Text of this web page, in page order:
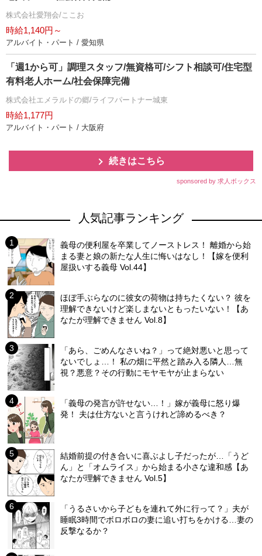
株式会社愛翔会/ここお
時給1,140円～
アルバイト・パート / 愛知県
「週1から可」調理スタッフ/無資格可/シフト相談可/住宅型
有料老人ホーム/社会保障完備
株式会社エメラルドの郷/ライフパートナー城東
時給1,177円
アルバイト・パート / 大阪府
続きはこちら
sponsored by 求人ボックス
人気記事ランキング
義母の便利屋を卒業してノーストレス！ 離婚から始
まる妻と娘の新たな人生に悔いはなし！【嫁を便利
屋扱いする義母 Vol.44】
ほぼ手ぶらなのに彼女の荷物は持ちたくない？ 彼を
理解できないけど楽しまないともったいない！【あ
なたが理解できません Vol.8】
「あら、ごめんなさいね？」って絶対悪いと思って
ないでしょ…！ 私の畑に平然と踏み入る隣人…無
視？悪意？その行動にモヤモヤが止まらない
「義母の発言が許せない…！」嫁が義母に怒り爆
発！ 夫は仕方ないと言うけれど諦めるべき？
結婚前提の付き合いに喜ぶよし子だったが…「うど
ん」と「オムライス」から始まる小さな違和感【あ
なたが理解できません Vol.5】
「うるさいから子どもを連れて外に行って？」夫が
睡眠3時間でボロボロの妻に追い打ちをかける…妻の
反撃なるか？